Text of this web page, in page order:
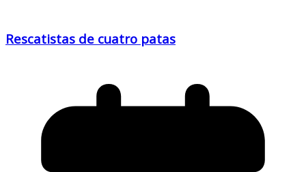
Rescatistas de cuatro patas